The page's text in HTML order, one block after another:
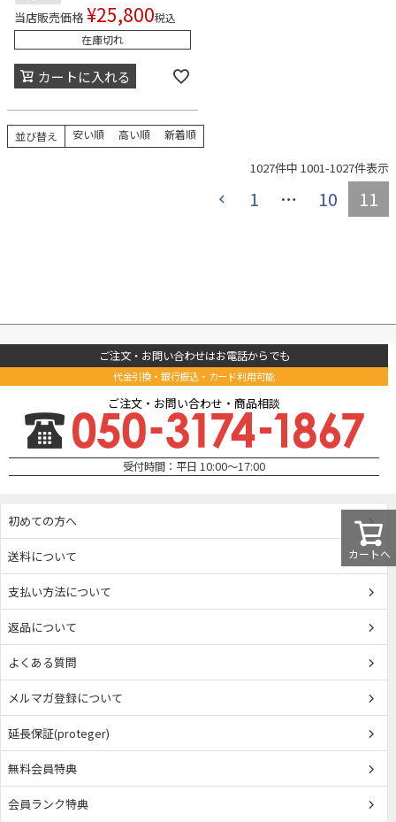
当店販売価格 ¥25,800税込
在庫切れ
カートに入れる
並び替え 安い順 高い順 新着順
1027件中 1001-1027件表示
1 … 10 11
カートへ
ご注文・お問い合わせはお電話からでも
代金引換・銀行振込・カード利用可能
ご注文・お問い合わせ・商品相談
受付時間：平日 10:00～17:00
初めての方へ
送料について
支払い方法について
返品について
よくある質問
メルマガ登録について
延長保証(proteger)
無料会員特典
会員ランク特典